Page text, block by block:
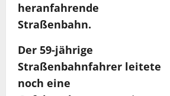
heranfahrende
Straßenbahn.
Der 59-jährige
Straßenbahnfahrer leitete
noch eine